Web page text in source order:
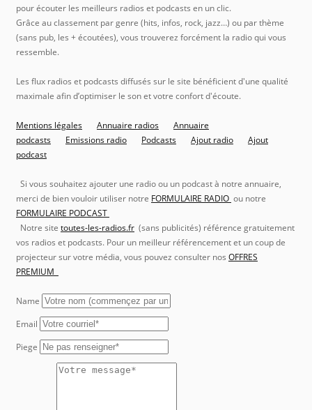
pour écouter les meilleurs radios et podcasts en un clic.
Grâce au classement par genre (hits, infos, rock, jazz…) ou par thème
(sans pub, les + écoutées), vous trouverez forcément la radio qui vous
ressemble.
Les flux radios et podcasts diffusés sur le site bénéficient d'une qualité
maximale afin d’optimiser le son et votre confort d'écoute.
Mentions légales Annuaire radios
Annuaire
podcasts
Emissions radio Podcasts Ajout radio
Ajout
podcast
Si vous souhaitez ajouter une radio ou un podcast à notre annuaire,
merci de bien vouloir utiliser notre FORMULAIRE RADIO ou notre
FORMULAIRE PODCAST
Notre site toutes-les-radios.fr (sans publicités) référence gratuitement
vos radios et podcasts. Pour un meilleur référencement et un coup de
projecteur sur votre média, vous pouvez consulter nos OFFRES
PREMIUM
Name
Email
Piege